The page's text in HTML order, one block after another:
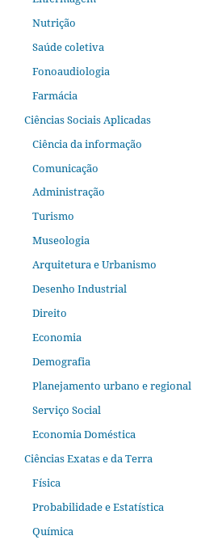
Nutrição
Saúde coletiva
Fonoaudiologia
Farmácia
Ciências Sociais Aplicadas
Ciência da informação
Comunicação
Administração
Turismo
Museologia
Arquitetura e Urbanismo
Desenho Industrial
Direito
Economia
Demografia
Planejamento urbano e regional
Serviço Social
Economia Doméstica
Ciências Exatas e da Terra
Física
Probabilidade e Estatística
Química